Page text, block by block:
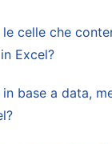
celle che
Excel?
base a data,